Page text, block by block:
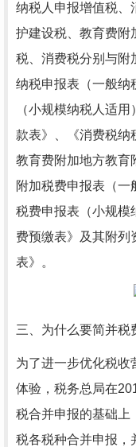
纳税人申报增值税、
护建设税、教育费附
税、消费税分别与附
纳税申报表（一般纳
（小规模纳税人适
款表》、《消费税纳
教育费附加地方教育
附加税费申报表（一
税费申报表（小规模
费预缴表》及其附列
表》。
三、为什么要简并税
为了进一步优化税收
体验，税务总局在
税合并申报的基础上
税各税种合并申报，